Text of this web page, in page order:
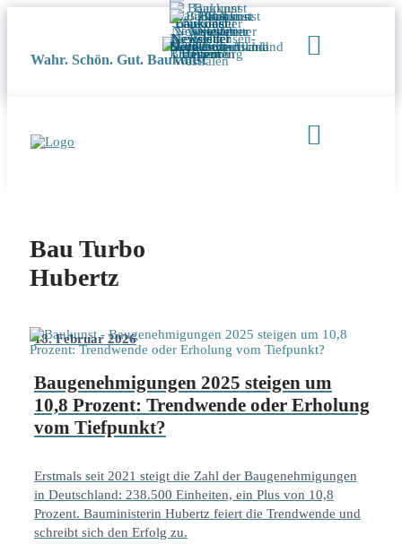
Wahr. Schön. Gut. Baukunst
Bau Turbo
Hubertz
18. Februar 2026
Baugenehmigungen 2025 steigen um
10,8 Prozent: Trendwende oder Erholung
vom Tiefpunkt?
Erstmals seit 2021 steigt die Zahl der Baugenehmigungen
in Deutschland: 238.500 Einheiten, ein Plus von 10,8
Prozent. Bauministerin Hubertz feiert die Trendwende und
schreibt sich den Erfolg zu.